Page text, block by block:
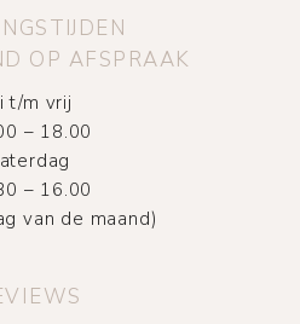
OP AFSPRAAK
t/m vrij
– 18.00
– 16.00
van de maand)